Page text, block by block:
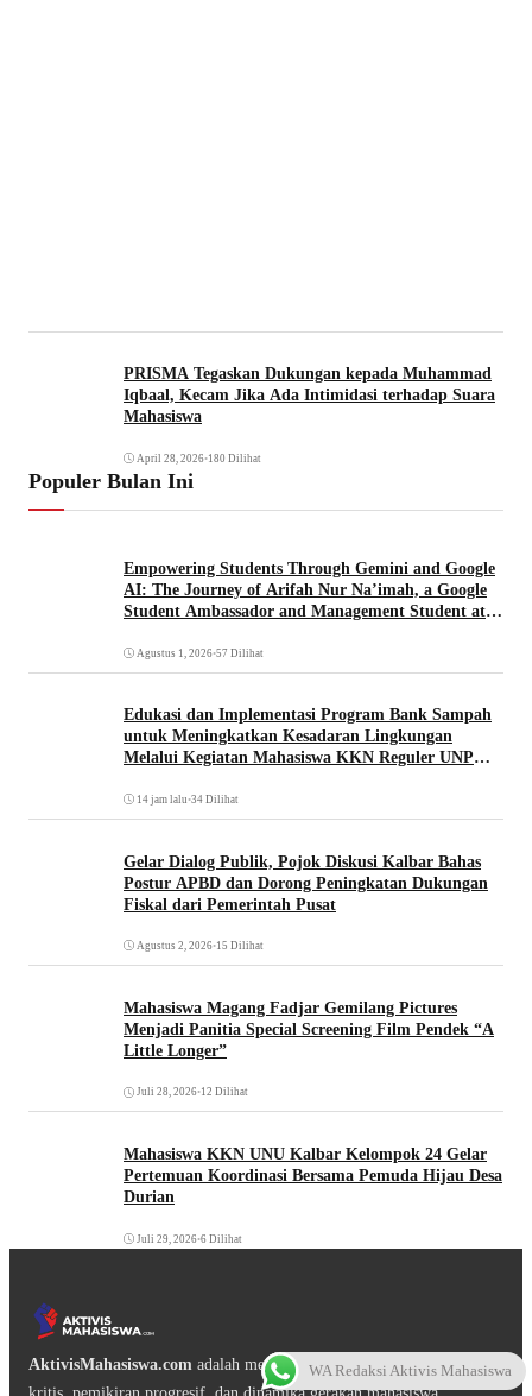
PRISMA Tegaskan Dukungan kepada Muhammad
Iqbaal, Kecam Jika Ada Intimidasi terhadap Suara
Mahasiswa
April 28, 2026•180 Dilihat
Populer Bulan Ini
Empowering Students Through Gemini and Google
AI: The Journey of Arifah Nur Na’imah, a Google
Student Ambassador and Management Student at
Agustus 1, 2026•57 Dilihat
Edukasi dan Implementasi Program Bank Sampah
untuk Meningkatkan Kesadaran Lingkungan
Melalui Kegiatan Mahasiswa KKN Reguler UNP
14 jam lalu •34 Dilihat
Gelar Dialog Publik, Pojok Diskusi Kalbar Bahas
Postur APBD dan Dorong Peningkatan Dukungan
Fiskal dari Pemerintah Pusat
Agustus 2, 2026•15 Dilihat
Mahasiswa Magang Fadjar Gemilang Pictures
Menjadi Panitia Special Screening Film Pendek “A
Little Longer”
Juli 28, 2026•12 Dilihat
Mahasiswa KKN UNU Kalbar Kelompok 24 Gelar
Pertemuan Koordinasi Bersama Pemuda Hijau Desa
Durian
Juli 29, 2026•6 Dilihat
AktivisMahasiswa.com adalah media digital yang mengangkat isu
WA Redaksi Aktivis Mahasiswa